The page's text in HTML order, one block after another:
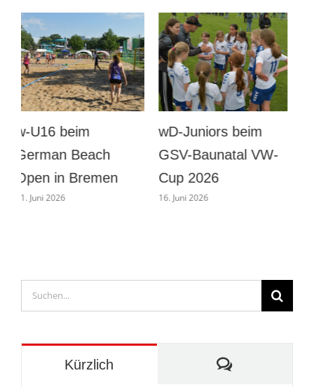
wD beim GSV-
Baunatal VW-Cup
2026
16. Juni 2026
Männer
Vorbereitung gegen
Eintracht Böddiger
1. August 2026
Suche
nach:
Kürzlich Kommentare